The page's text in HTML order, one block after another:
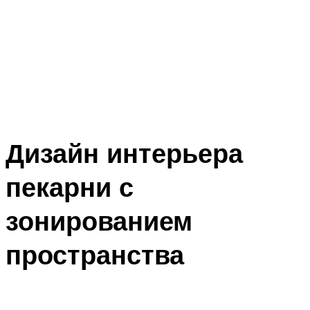
Дизайн интерьера
пекарни с
зонированием
пространства